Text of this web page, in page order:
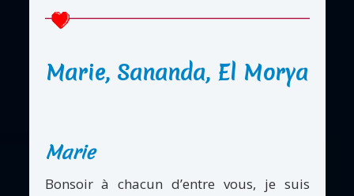
Marie, Sananda, El Morya
Marie
Bonsoir à chacun d’entre vous, je suis